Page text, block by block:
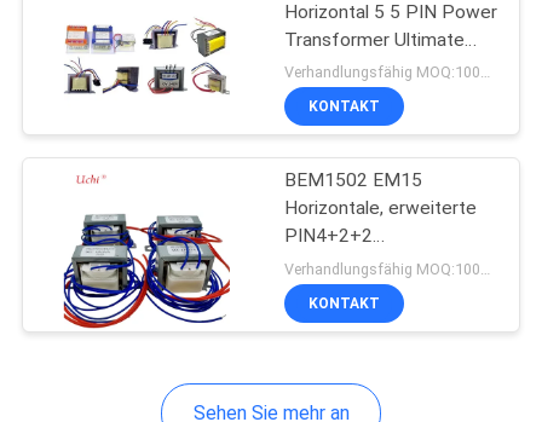
Rückstellbare
Sicherung PPTC
Horizontal 5 5 PIN Power
Transformer Ultimate
Solution for 110V to
220V Conversion
Verhandlungsfähig MOQ:1000 Stück
KONTAKT
BEM1502 EM15
Horizontale, erweiterte
PIN4+2+2
Stromverteilungsleitung
Transformator
Verhandlungsfähig MOQ:1000 Stück
KONTAKT
Sehen Sie mehr an